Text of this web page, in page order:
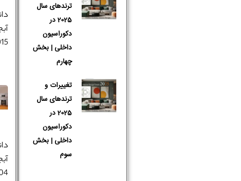
ترندهای سال
2025 در
دکوراسیون
داخلی | بخش
چهارم
تغییرات و
ترندهای سال
2025 در
دکوراسیون
داخلی | بخش
سوم